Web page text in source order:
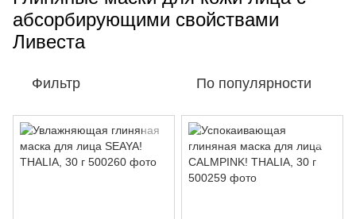
абсорбирующими свойствами
Ливеста
Фильтр По популярности